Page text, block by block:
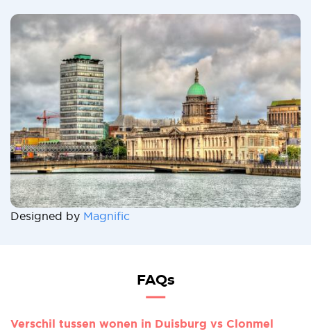
Designed by Magnific
FAQs
Verschil tussen wonen in Duisburg vs Clonmel